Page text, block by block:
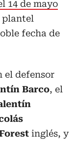
14 de mayo
plantel
fecha de
el defensor
Barco, el
inglés, y